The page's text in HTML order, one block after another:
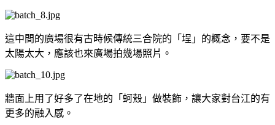
這中間的廣場很有古時候傳統三合院的「埕」的概念，要不是
太陽太大，應該也來廣場拍幾場照片。
牆面上用了好多了在地的「蚵殼」做裝飾，讓大家對台江的有
更多的融入感。